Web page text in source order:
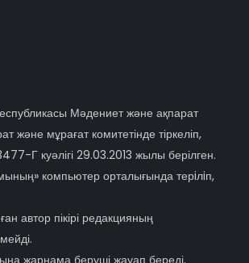
Мәдениет және ақпарат
және мұрағат комитетінде тіркеліп,
Г куәлігі 29.03.2013 жылы берілген.
компьютер орталығында терiлiп,
автор пікірі редакцияның